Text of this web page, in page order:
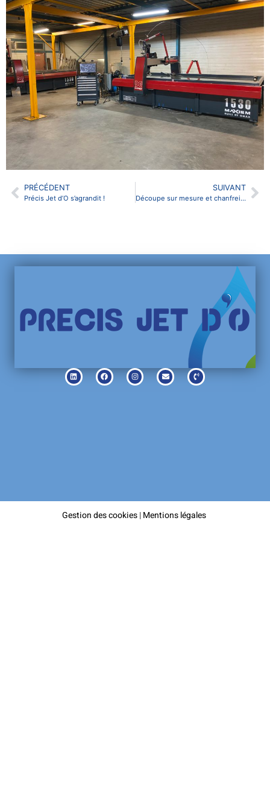
PRÉCÉDENT
Précis Jet d’O s’agrandit !
SUIVANT
Découpe sur mesure et chanfreinage de grès cérame
Gestion des cookies|Mentions légales